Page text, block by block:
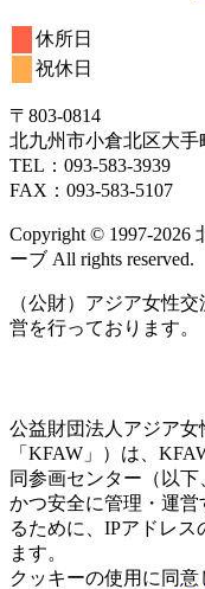
休所日
祝休日
〒803‐0814
北九州市小倉北区大手
TEL：093‐583‐3939
FAX：093‐583‐5107
Copyright ©
ーブ All rights reserved.
（公財）アジア女性
営を行っております。
公益財団法人アジア女
「KFAW」）は、
同参画センター（以
かつ安全に管理・運
るために、IPアドレ
ます。
クッキーの使用に同